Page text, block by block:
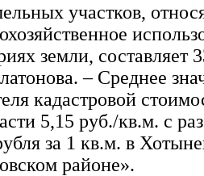
участков,
земли, составляет
– Среднее
кадастровой
5,15 руб./кв.м. с
за 1 кв.м. в
районе».